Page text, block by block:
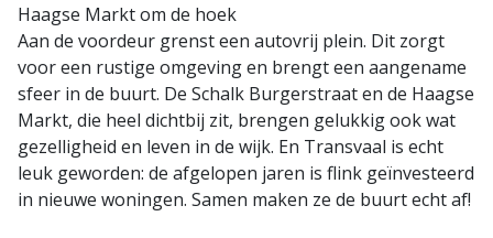
Haagse Markt om de hoek
Aan de voordeur grenst een autovrij plein. Dit zorgt
voor een rustige omgeving en brengt een aangename
sfeer in de buurt. De Schalk Burgerstraat en de Haagse
Markt, die heel dichtbij zit, brengen gelukkig ook wat
gezelligheid en leven in de wijk. En Transvaal is echt
leuk geworden: de afgelopen jaren is flink geïnvesteerd
in nieuwe woningen. Samen maken ze de buurt echt af!